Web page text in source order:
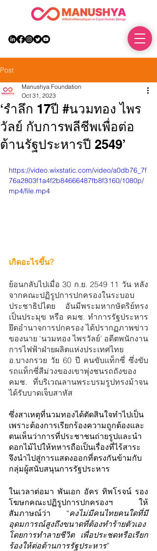
Post
‘รำลึก 17ปี #นวมทอง ไพร
วัลย์ กับการพลีชีพเพื่อต่อ
ต้านรัฐประหารปี 2549’
Manushya Foundation
Oct 31, 2023
https://video.wixstatic.com/video/a0db76_7f
76a2803f1a4f2b84666487fb8f3160/1080p/
mp4/file.mp4
เกิดอะไรขึ้น?
ย้อนกลับไปเมื่อ 30 ก.ย. 2549 11 วัน หลัง
จากคณะปฏิรูปการปกครองในระบอบ
ประชาธิปไตย อันมีพระมหากษัตริย์ทรง
เป็นประมุข หรือ คมช. ทำการรัฐประหาร
ยึดอำนาจการปกครอง ได้ปรากฏภาพข่าว
ของนาย ‘นวมทอง ไพรวัลย์’ อดีตพนักงาน
การไฟฟ้าฝ่ายผลิตแห่งประเทศไทย
อ.บางกรวย วัย 60 ปี คนขับแท็กซี่ ซึ่งขับ
รถแท็กซี่สีม่วงของเขาพุ่งชนรถถังของ
คมช. ที่บริเวณลานพระบรมรูปทรงม้าจน
ได้รับบาดเจ็บสาหัส
ซึ่งสาเหตุที่นวมทองได้ตัดสินใจทำไปเป็น
เพราะต้องการเรียกร้องความถูกต้องและ
ตนเห็นว่าการที่ประชาชนถ่ายรูปและนำ
ดอกไม้ไปให้ทหารถือเป็นเรื่องที่ไร้สาระ
จึงนำไปสู่การแสดงออกที่ตรงกันข้ามกับ
กลุ่มผู้สนับสนุนการรัฐประหาร
ในเวลาต่อมา พันเอก อัคร ทิพโรจน์ รอง
โฆษกคณะปฏิรูปการปกครองฯ ให้
สัมภาษณ์ว่า “คงไม่มีคนไทยคนใดที่มี
อุดมการณ์สูงถึงขนาดที่ต้องทำร้ายตัวเอง
โดยการทำลายชีวิต เพื่อประชดหรือเรียก
ร้องให้ต่อต้านการรัฐประหาร”